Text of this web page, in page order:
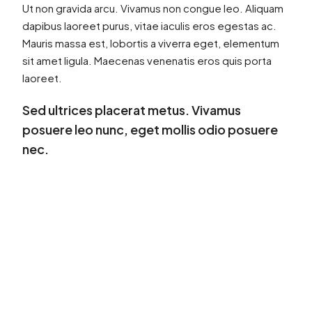
Ut non gravida arcu. Vivamus non congue leo. Aliquam
dapibus laoreet purus, vitae iaculis eros egestas ac.
Mauris massa est, lobortis a viverra eget, elementum
sit amet ligula. Maecenas venenatis eros quis porta
laoreet.
Sed ultrices placerat metus. Vivamus
posuere leo nunc, eget mollis odio posuere
nec.